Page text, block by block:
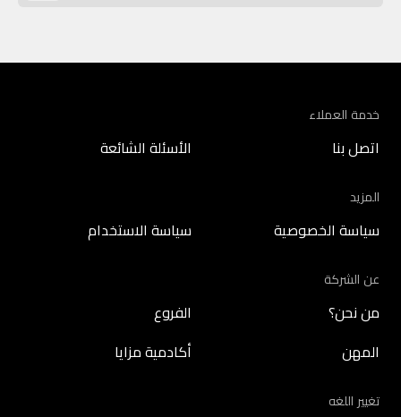
خدمة العملاء
اتصل بنا الأسئلة الشائعة
المزيد
سياسة الخصوصية سياسة الاستخدام
عن الشركة
من نحن؟ الفروع
المهن أكادمية مزايا
تغيير اللغه